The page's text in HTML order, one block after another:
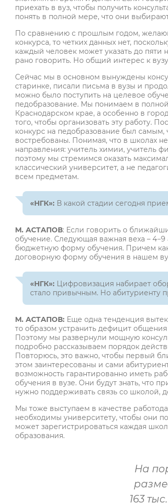
приехать в вуз, чтобы получить
понять в полной мере, что они
По сравнению с прошлым годом,
конкурса, то четких данных нет,
каждый человек может указать до
рано говорить. Но общий интерес к
Сейчас мы в основном вынуждены
старинке, писали письма в вузы и
можно было поступить на целевое
педобразование. Мы понимаем в
Краснодарском крае, а особенно в
того, чтобы организовать эту работу.
конкурс на педобразование был
востребованы. Понимая, что в школах
направления: учитель химии, учитель
поэтому мы стремимся оказать
классический университет, а не
всем предметам.
«НГК»: В какой стадии сегодня
М. АСТАПОВ: Если говорить о
обучение. Следующая важная веха – 4−9
бюджетную форму обучения. Причем
договорную форму обучения в нашем
«НГК»: Цифровизация набирает
стало привычным. Но абитуриенту
М. АСТАПОВ: Еще одна тенденция
то образом устранить дефицит
Поэтому мы развернули мощную
подробно рассказываем порядок
Повторюсь, это важно, чтобы первый
этом заинтересованы и сами
возможность гарантированно иметь
обучения в вузе. Они будут знать, что
нужно поддерживать связь со школой,
Мы тоже выступаем в качестве
необходимы университету, чтобы они
может зарегистрироваться каждая
образования.
На
163